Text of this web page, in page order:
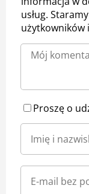
usług.
użytkowników
Proszę o